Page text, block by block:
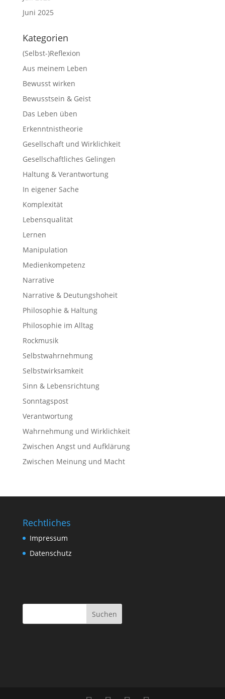
Juni 2025
Kategorien
(Selbst-)Reflexion
Aus meinem Leben
Bewusst wirken
Bewusstsein & Geist
Das Leben üben
Erkenntnistheorie
Gesellschaft und Wirklichkeit
Gesellschaftliches Gelingen
Haltung & Verantwortung
In eigener Sache
Komplexität
Lebensqualität
Lernen
Manipulation
Medienkompetenz
Narrative
Narrative & Deutungshoheit
Philosophie & Haltung
Philosophie im Alltag
Rockmusik
Selbstwahrnehmung
Selbstwirksamkeit
Sinn & Lebensrichtung
Sonntagspost
Verantwortung
Wahrnehmung und Wirklichkeit
Zwischen Angst und Aufklärung
Zwischen Meinung und Macht
Rechtliches
Impressum
Datenschutz